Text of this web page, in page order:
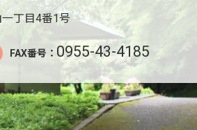
丁目4番1号
FAX番号： 0955-43-4185